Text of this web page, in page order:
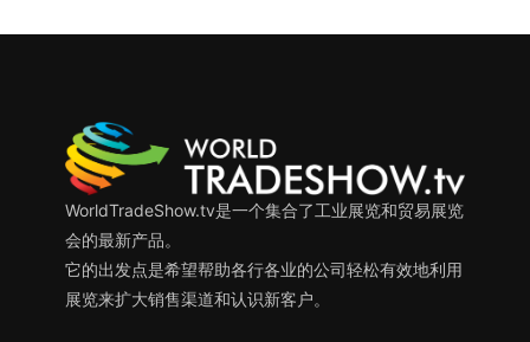
WorldTradeShow.tv是一个集合了工业展览和贸易展览
会的最新产品。
它的出发点是希望帮助各行各业的公司轻松有效地利用
展览来扩大销售渠道和认识新客户。